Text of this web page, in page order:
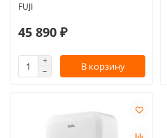
FUJI
45 890 ₽
В корзину